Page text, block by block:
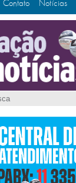
Contato Notícias